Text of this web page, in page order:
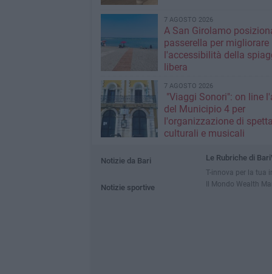
7 AGOSTO 2026
A San Girolamo
passerella per migliorare
l'accessibilità della
libera
7 AGOSTO 2026
"Viaggi Sonori": on line
del Municipio 4 per
l'organizzazione di
culturali e musicali
Notizie da Bari
Notizie sportive
Le Rubriche di
T-innova per la tua
Il Mondo Wealth